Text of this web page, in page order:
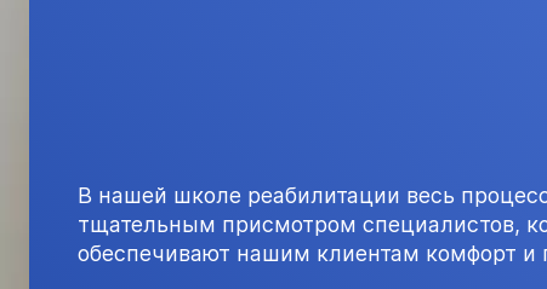
В нашей школе реабилитации весь
тщательным присмотром специалистов,
обеспечивают нашим клиентам комфорт и